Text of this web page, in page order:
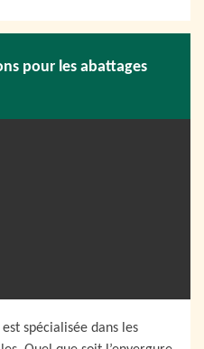
pour les abattages
spécialisée dans les